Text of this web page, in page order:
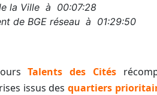
la Ville à 00:07:28
de BGE réseau à 01:29:50
Talents des Cités
issus des quartiers